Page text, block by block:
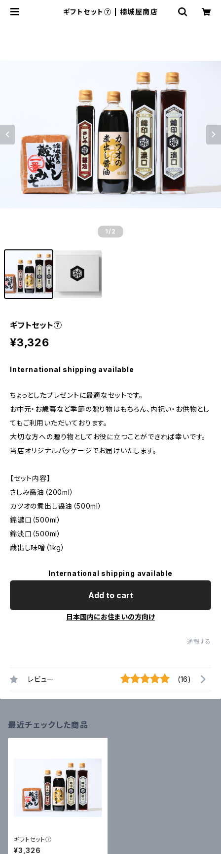
ギフトセット⑦ | 楠城屋商店
1 /2
ギフトセット⑦
¥3,326
International shipping available
ちょっとしたプレゼントに最適なセットです。
お中元・お歳暮など季節の贈り物はもちろん、内祝い・お供物とし
てもご利用いただいております。
大切な方への贈り物としてお役に立つことができれば幸いです。
当店オリジナルパッケージでお届けいたします。
【セット内容】
さしみ醤油（200ml）
カツオの煮出し醤油（500ml）
錦濃口（500ml）
錦淡口（500ml）
蔵出し味噌（1kg）
International shipping available
Add to cart
日本国内にお住まいの方向け
通報する
レビュー (16)
最近チェックした商品
ギフトセット⑦
¥3,326